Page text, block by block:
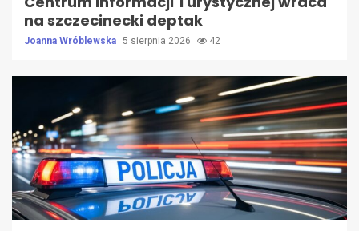
na szczecinecki deptak
Joanna Wróblewska 5 sierpnia 2026 42